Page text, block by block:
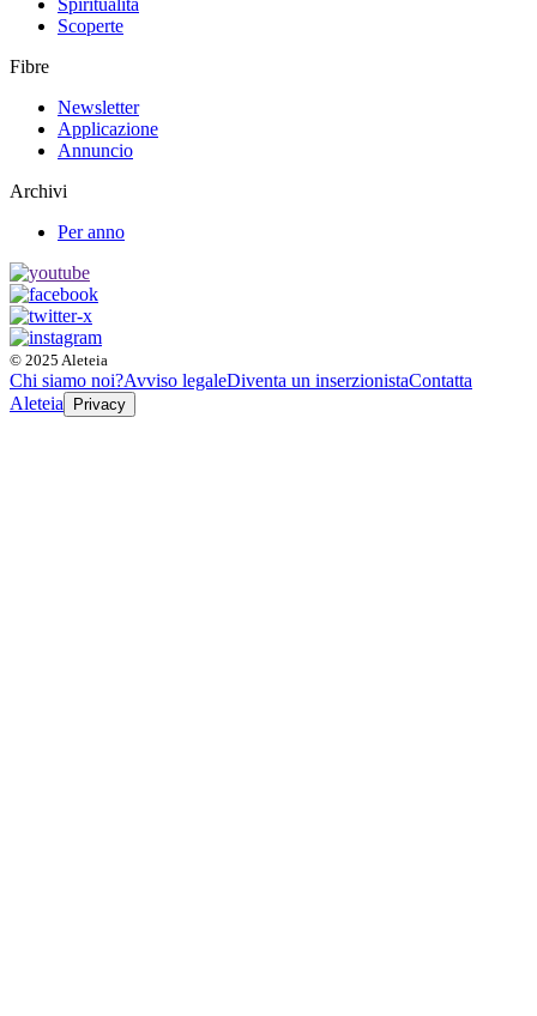
Scoperte
Fibre
Newsletter
Applicazione
Annuncio
Archivi
Per anno
© 2025 Aleteia
Chi siamo noi?Avviso legaleDiventa un inserzionistaContatta
Aleteia
Privacy